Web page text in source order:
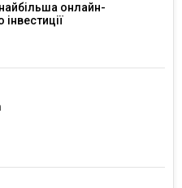
онлайн-